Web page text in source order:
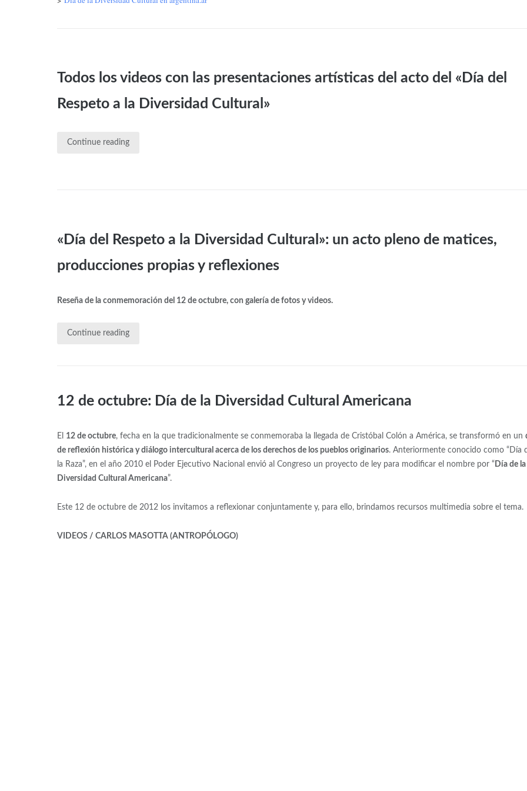
Todos los videos con las presentaciones artísticas del acto del «Día del
Respeto a la Diversidad Cultural»
Continue reading
«Día del Respeto a la Diversidad Cultural»: un acto pleno de matices,
producciones propias y reflexiones
Reseña de la conmemoración del 12 de octubre, con galería de fotos y videos.
Continue reading
12 de octubre: Día de la Diversidad Cultural Americana
El 12 de octubre, fecha en la que tradicionalmente se conmemoraba la llegada de Cristóbal Colón a América, se transformó en un
de reflexión histórica y diálogo intercultural acerca de los derechos de los pueblos originarios. Anteriormente conocido como “Día
la Raza”, en el año 2010 el Poder Ejecutivo Nacional envió al Congreso un proyecto de ley para modificar el nombre por “ Día de la
Diversidad Cultural Americana”.
Este 12 de octubre de 2012 los invitamos a reflexionar conjuntamente y, para ello, brindamos recursos multimedia sobre el tema.
VIDEOS / CARLOS MASOTTA (ANTROPÓLOGO)